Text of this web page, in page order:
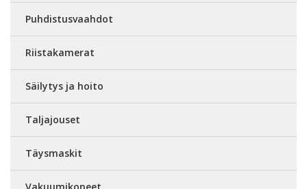
Puhdistusvaahdot
Riistakamerat
Säilytys ja hoito
Taljajouset
Täysmaskit